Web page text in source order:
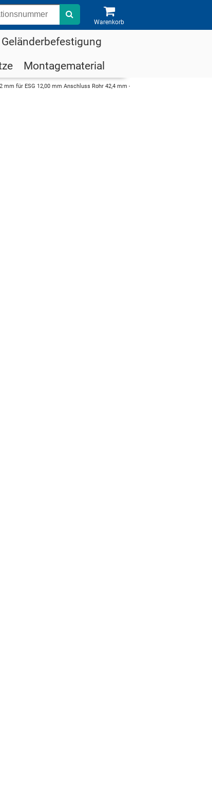
Warenkorb
Geländerbefestigung
Montagematerial
mm für ESG 12,00 mm Anschluss Rohr 42,4 mm - V4A